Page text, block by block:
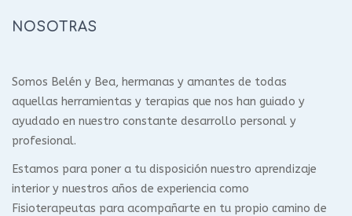
NOSOTRAS
Somos Belén y Bea, hermanas y amantes de todas
aquellas herramientas y terapias que nos han guiado y
ayudado en nuestro constante desarrollo personal y
profesional.
Estamos para poner a tu disposición nuestro aprendizaje
interior y nuestros años de experiencia como
Fisioterapeutas para acompañarte en tu propio camino de